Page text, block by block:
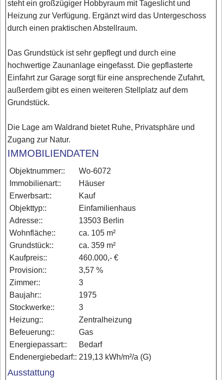
steht ein großzügiger Hobbyraum mit Tageslicht und
Heizung zur Verfügung. Ergänzt wird das Untergeschoss
durch einen praktischen Abstellraum.
Das Grundstück ist sehr gepflegt und durch eine
hochwertige Zaunanlage eingefasst. Die gepflasterte
Einfahrt zur Garage sorgt für eine ansprechende Zufahrt,
außerdem gibt es einen weiteren Stellplatz auf dem
Grundstück.
Die Lage am Waldrand bietet Ruhe, Privatsphäre und
Zugang zur Natur.
IMMOBILIENDATEN
Objektnummer::
Wo-6072
Immobilienart::
Häuser
Erwerbsart::
Kauf
Objekttyp::
Einfamilienhaus
Adresse::
13503 Berlin
Wohnfläche::
ca. 105 m²
Grundstück::
ca. 359 m²
Kaufpreis::
460.000,- €
Provision::
3,57 %
Zimmer::
3
Baujahr::
1975
Stockwerke::
3
Heizung::
Zentralheizung
Befeuerung::
Gas
Energiepassart::
Bedarf
Endenergiebedarf::219,13 kWh/m²/a (G)
Ausstattung